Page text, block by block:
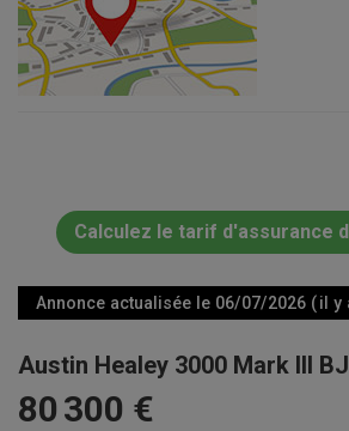
Calculez le tarif d'assurance
Annonce actualisée le 06/07/2026 ( il y
Austin Healey 3000 Mark III
80 300 €